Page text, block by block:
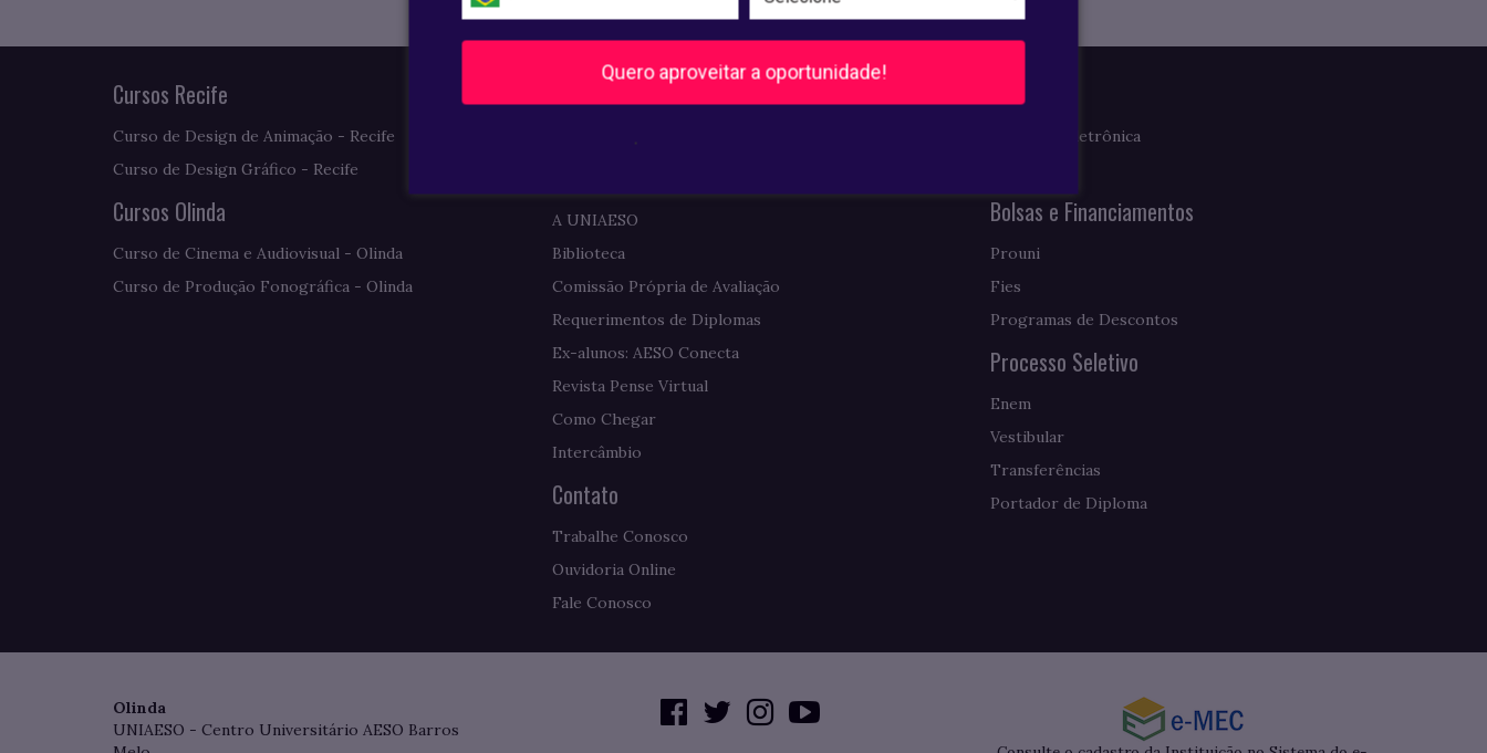
Quero aproveitar a oportunidade!
Cursos Recife
Curso de Design de Animação - Recife
Curso de Design Gráfico - Recife
Cursos Olinda
Curso de Cinema e Audiovisual - Olinda
Curso de Produção Fonográfica - Olinda
Pós-Graduação
A UNIAESO
Biblioteca
Comissão Própria de Avaliação
Requerimentos de Diplomas
Ex-alunos: AESO Conecta
Revista Pense Virtual
Como Chegar
Intercâmbio
Contato
Trabalhe Conosco
Ouvidoria Online
Fale Conosco
Imprensa
Clipagem Eletrônica
Bolsas e Financiamentos
Prouni
Fies
Programas de Descontos
Processo Seletivo
Enem
Vestibular
Transferências
Portador de Diploma
Olinda
UNIAESO - Centro Universitário AESO Barros